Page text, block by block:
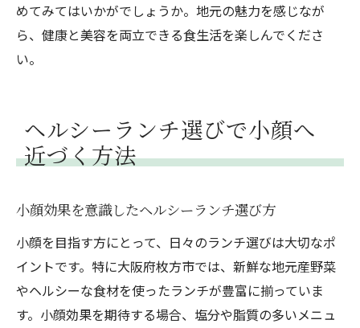
めてみてはいかがでしょうか。地元の魅力を感じなが
ら、健康と美容を両立できる食生活を楽しんでくださ
い。
ヘルシーランチ選びで小顔へ
近づく方法
小顔効果を意識したヘルシーランチ選び方
小顔を目指す方にとって、日々のランチ選びは大切なポ
イントです。特に大阪府枚方市では、新鮮な地元産野菜
やヘルシーな食材を使ったランチが豊富に揃っていま
す。小顔効果を期待する場合、塩分や脂質の多いメニュ